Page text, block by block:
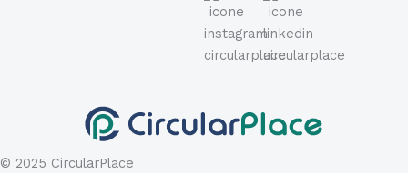
© 2025 CircularPlace